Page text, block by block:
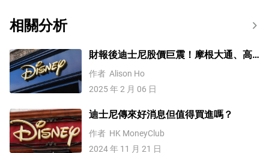
相關分析
財報後迪士尼股價巨震！摩根大通、高
盛仍看好其前景
作者 Alison Ho
2025 年 2 月 06 日
迪士尼傳來好消息但值得買進嗎？
作者 HK MoneyClub
2024 年 11 月 21 日